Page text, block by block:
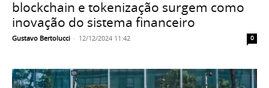
blockchain e tokenização surgem como
inovação do sistema financeiro
Gustavo Bertolucci - 12/12/2024 11:42 0